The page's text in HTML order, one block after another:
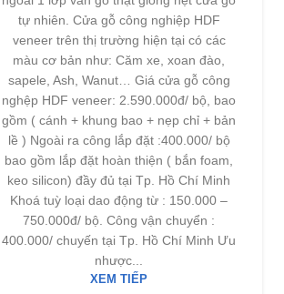
tự nhiên. Cửa gỗ công nghiệp HDF
veneer trên thị trường hiện tại có các
màu cơ bản như: Căm xe, xoan đào,
sapele, Ash, Wanut… Giá cửa gỗ công
nghệp HDF veneer: 2.590.000đ/ bộ, bao
gồm ( cánh + khung bao + nẹp chỉ + bản
lề ) Ngoài ra công lắp đặt :400.000/ bộ
bao gồm lắp đặt hoàn thiện ( bắn foam,
keo silicon) đầy đủ tại Tp. Hồ Chí Minh
Khoá tuỳ loại dao động từ : 150.000 –
750.000đ/ bộ. Công vận chuyển :
400.000/ chuyến tại Tp. Hồ Chí Minh Ưu
nhược...
XEM TIẾP